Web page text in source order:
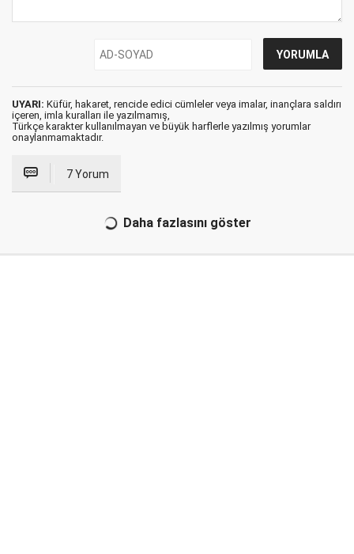
UYARI: Küfür, hakaret, rencide edici cümleler veya imalar, inançlara saldırı
içeren, imla kuralları ile yazılmamış,
Türkçe karakter kullanılmayan ve büyük harflerle yazılmış yorumlar
onaylanmamaktadır.
7 Yorum
Daha fazlasını göster